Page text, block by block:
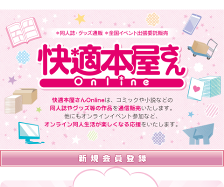
快適本屋さんOnlineは、 コミックや小説などの同人誌やグッズ等の
作品を通信販売いたします。